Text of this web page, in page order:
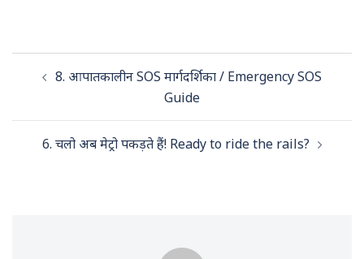
Post
navigation
8. आपातकालीन SOS मार्गदर्शिका / Emergency SOS
Guide
6. चलो अब मेट्रो पकड़ते हैं! Ready to ride the rails?